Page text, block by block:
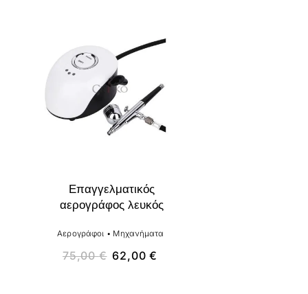
Επαγγελματικός
αερογράφος λευκός
Αερογράφοι • Μηχανήματα
75,00€ 62,00€